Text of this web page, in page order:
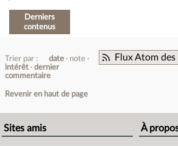
Derniers
contenus
Flux Atom
Trier par : date
note
intérêt
dernier
commentaire
Revenir en haut de page
Sites amis À